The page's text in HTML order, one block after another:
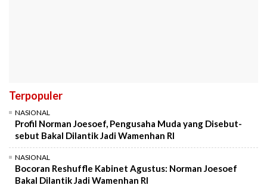
Terpopuler
NASIONAL
Profil Norman Joesoef, Pengusaha Muda yang Disebut-
sebut Bakal Dilantik Jadi Wamenhan RI
NASIONAL
Bocoran Reshuffle Kabinet Agustus: Norman Joesoef
Bakal Dilantik Jadi Wamenhan RI